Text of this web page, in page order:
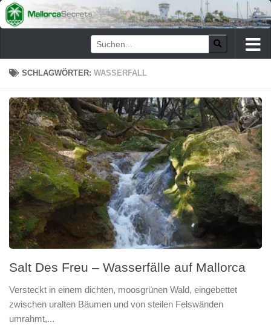
Zum Inhalt springen
SCHLAGWÖRTER:WASSERFALL
Salt Des Freu – Wasserfälle auf Mallorca
Versteckt in einem dichten, moosgrünen Wald, eingebettet
zwischen uralten Bäumen und von steilen Felswänden
umrahmt,...